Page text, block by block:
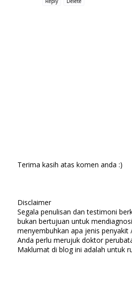
Terima kasih atas komen anda :)
Disclaimer
Segala penulisan dan testimoni
bukan bertujuan untuk
menyembuhkan apa jenis penyakit
Anda perlu merujuk doktor
Maklumat di blog ini adalah untuk